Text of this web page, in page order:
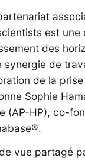
est une
des
synergie de
de la
Sophie
(AP-HP), co-
vue partagé